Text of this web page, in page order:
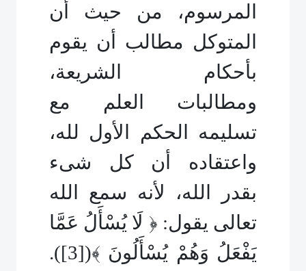
المرسوم، من حيث أن
المتوكل مطالب أن يقوم
بأحكام الشريعة،
ومطالبات العلم مع
تسليمه الحكم الأول لله،
واعتقاده أن كل شىء
بقدر الله، لأنه سمع الله
تعالى يقول: ﴿ لَا يُسْأَلُ عَمَّا
يَفْعَلُ وَهُمْ يُسْأَلُونَ ﴾([3]
).